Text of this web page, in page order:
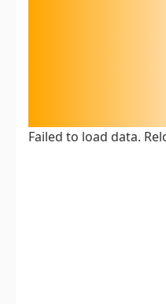
Failed to load data.